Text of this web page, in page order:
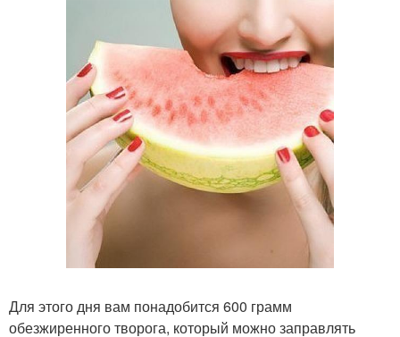
Для этого дня вам понадобится 600 грамм
обезжиренного творога, который можно заправлять